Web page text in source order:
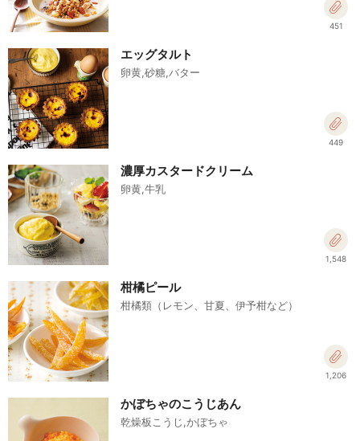
451
エッグタルト
卵黄,砂糖,バター
449
濃厚カスタードクリーム
卵黄,牛乳
1,548
柑橘ピール
柑橘類（レモン、甘夏、伊予柑など）
1,206
かぼちゃのこうじあん
乾燥板こうじ,かぼちゃ